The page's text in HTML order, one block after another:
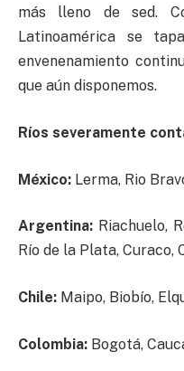
más lleno de sed.
Latinoamérica se
envenenamiento
que aún disponemos.
Ríos severamente
México: Lerma, Rio
Argentina: Riachuelo,
Río de la Plata, Curaco,
Chile: Maipo, Biobío,
Colombia: Bogotá,